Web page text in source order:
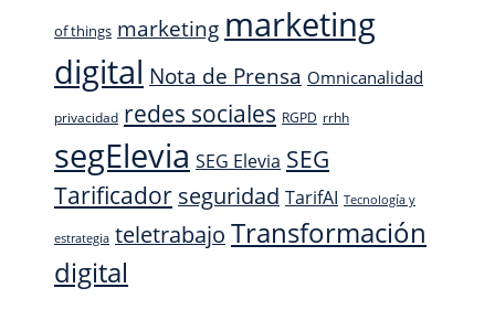
of things marketing marketing
digital Nota de Prensa Omnicanalidad
privacidad redes sociales RGPD rrhh
segElevia SEG Elevia SEG
Tarificador seguridad TarifAI Tecnología y
estrategia teletrabajo Transformación
digital